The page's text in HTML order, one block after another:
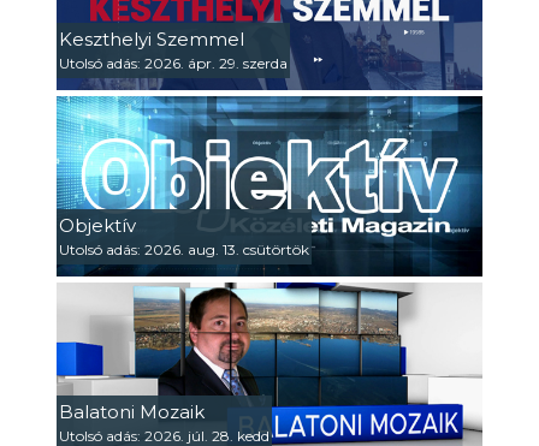
Keszthelyi Szemmel
Utolsó adás: 2026. ápr. 29. szerda
Objektív
Utolsó adás: 2026. aug. 13. csütörtök
Balatoni Mozaik
Utolsó adás: 2026. júl. 28. kedd